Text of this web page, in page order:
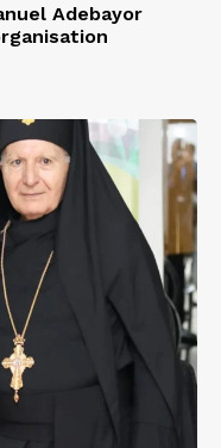
Adebayor